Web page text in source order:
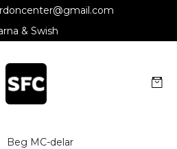
& Swish
Beg MC-delar